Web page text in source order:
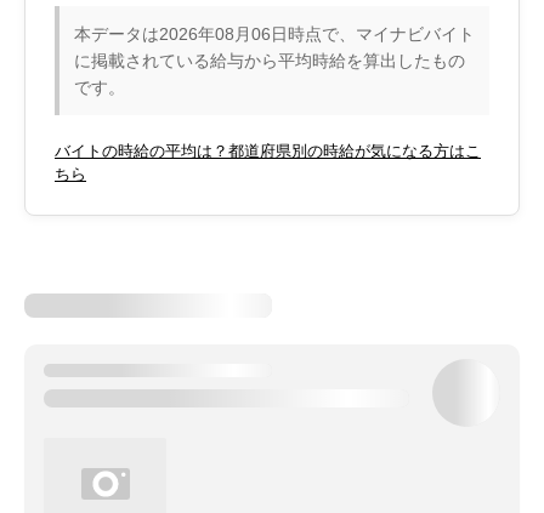
本データは2026年08月06日時点で、マイナビバイト
に掲載されている給与から平均時給を算出したもの
です。
バイトの時給の平均は？都道府県別の時給が気になる方はこ
ちら